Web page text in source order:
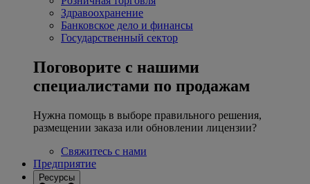
Здравоохранение
Банковское дело и финансы
Государственный сектор
Поговорите с нашими
специалистами по продажам
Нужна помощь в выборе правильного решения,
размещении заказа или обновлении лицензии?
Свяжитесь с нами
Предприятие
Ресурсы